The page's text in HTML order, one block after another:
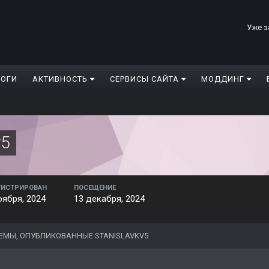
Уже
АКТИВНОСТЬ СЕРВИСЫ САЙТА МОДДИНГ
2024
ПОСЕЩЕНИЕ
13 декабря, 2024
ОПУБЛИКОВАННЫЕ STANISLAVKV5